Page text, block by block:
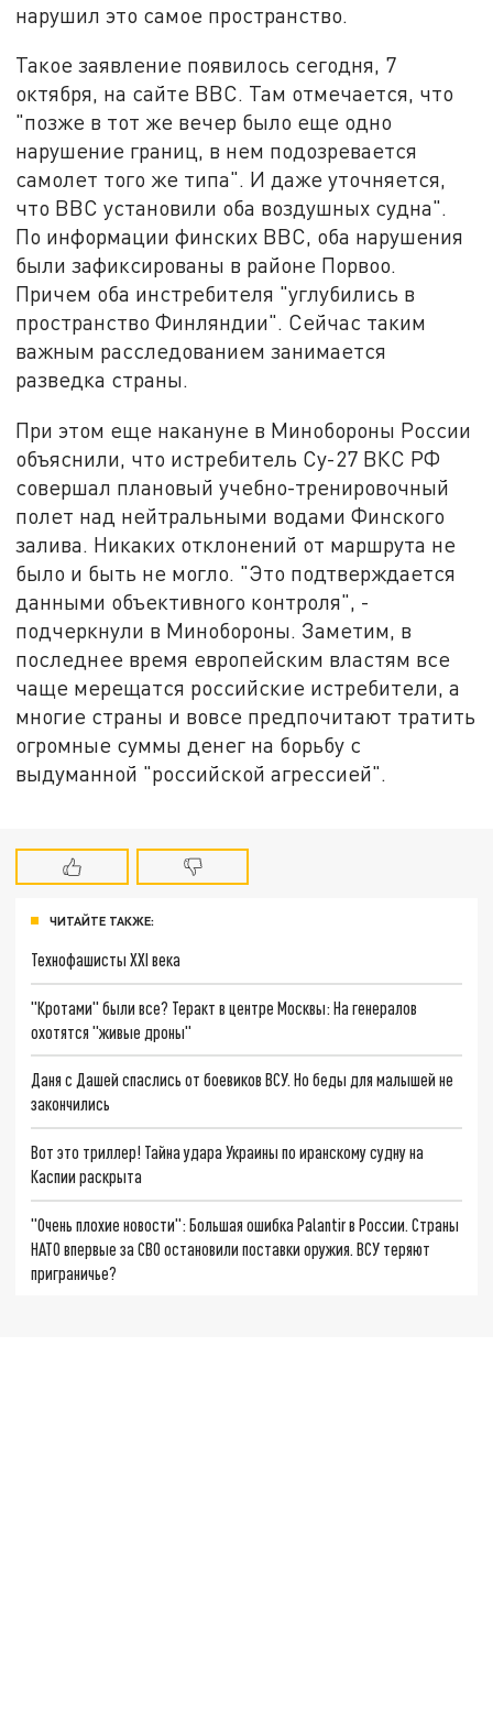
нарушил это самое пространство.
Такое заявление появилось сегодня, 7
октября, на сайте BBC. Там отмечается, что
"позже в тот же вечер было еще одно
нарушение границ, в нем подозревается
самолет того же типа". И даже уточняется,
что ВВС установили оба воздушных судна".
По информации финских ВВС, оба нарушения
были зафиксированы в районе Порвоо.
Причем оба инстребителя "углубились в
пространство Финляндии". Сейчас таким
важным расследованием занимается
разведка страны.
При этом еще накануне в Минобороны России
объяснили, что истребитель Су-27 ВКС РФ
совершал плановый учебно-тренировочный
полет над нейтральными водами Финского
залива. Никаких отклонений от маршрута не
было и быть не могло. "Это подтверждается
данными объективного контроля", -
подчеркнули в Минобороны. Заметим, в
последнее время европейским властям все
чаще мерещатся российские истребители, а
многие страны и вовсе предпочитают тратить
огромные суммы денег на борьбу с
выдуманной "российской агрессией".
ЧИТАЙТЕ ТАКЖЕ:
Технофашисты XXI века
"Кротами" были все? Теракт в центре Москвы: На генералов
охотятся "живые дроны"
Даня с Дашей спаслись от боевиков ВСУ. Но беды для малышей не
закончились
Вот это триллер! Тайна удара Украины по иранскому судну на
Каспии раскрыта
"Очень плохие новости": Большая ошибка Palantir в России. Страны
НАТО впервые за СВО остановили поставки оружия. ВСУ теряют
приграничье?